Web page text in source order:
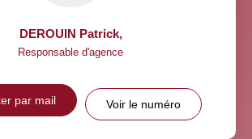
DEROUIN Patrick,
Responsable d'agence
par mail Voir le numéro